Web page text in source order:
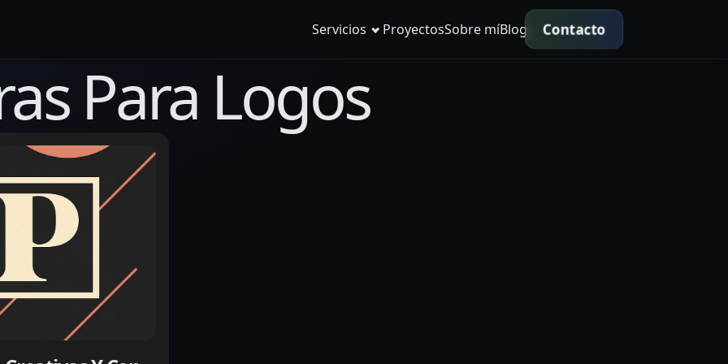
Servicios ProyectosSobre míBlog Contacto
Para Logos